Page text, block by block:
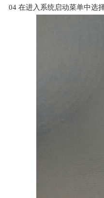
04 在进入系统启动菜单中选